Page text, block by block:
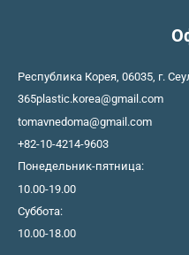
Республика Корея, 06035, г.
365plastic.korea@gmail.com
tomavnedoma@gmail.com
+82-10-4214-9603
Понедельник-пятница:
10.00-19.00
Суббота:
10.00-18.00